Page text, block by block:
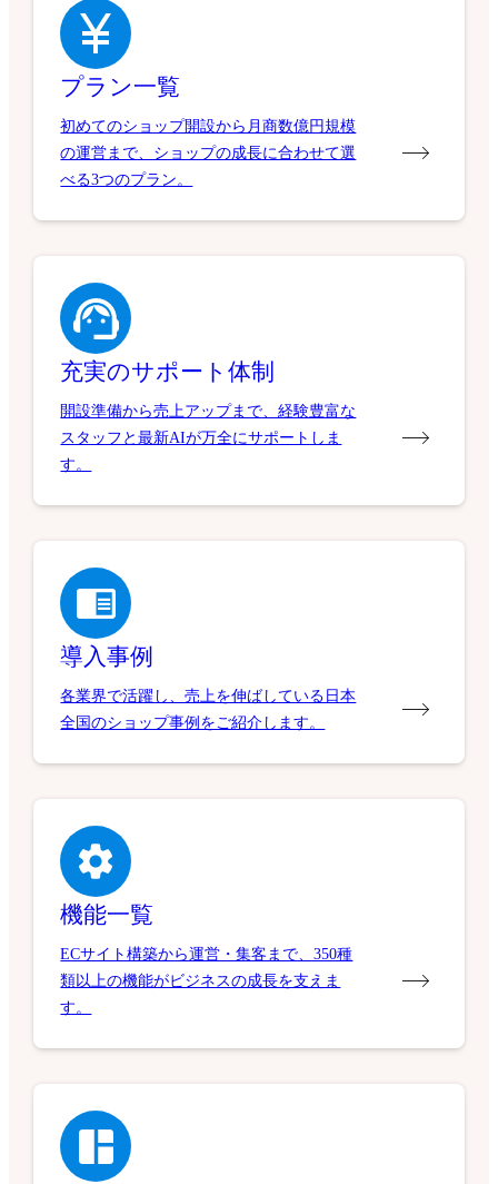
プラン一覧
初めてのショップ開設から月商数億円規模
の運営まで、ショップの成長に合わせて選
べる3つのプラン。
充実のサポート体制
開設準備から売上アップまで、経験豊富な
スタッフと最新AIが万全にサポートしま
す。
導入事例
各業界で活躍し、売上を伸ばしている日本
全国のショップ事例をご紹介します。
機能一覧
ECサイト構築から運営・集客まで、350種
類以上の機能がビジネスの成長を支えま
す。